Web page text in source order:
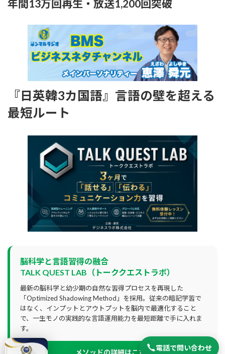
年間13万回再生・放送1,200回突破
『日英韓3カ国語』言語の壁を超える
最短ルート
脳科学と言語習得の融合
TALK QUEST LAB（トーククエストラボ）
最新の脳科学と幼少期の自然な習得プロセスを再現した
「Optimized Shadowing Method」を採用。従来の暗記学習で
はなく、インプットとアウトプットを脳内で最適化すること
で、一生モノの実践的な言語運用能力を最短距離で手に入れま
す。
メソッドの詳細はこちら
電話で問い合わせ